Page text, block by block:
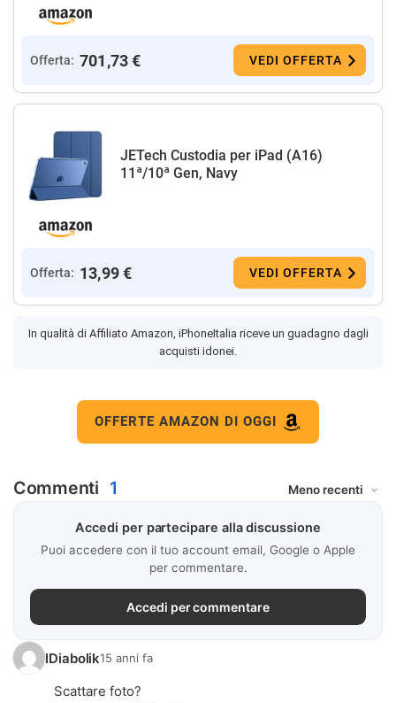
Offerta: 701,73 € VEDI OFFERTA
JETech Custodia per iPad (A16)
11ª/10ª Gen, Navy
Offerta: 13,99 € VEDI OFFERTA
In qualità di Affiliato Amazon, iPhoneItalia riceve un guadagno dagli
acquisti idonei.
OFFERTE AMAZON DI OGGI
Commenti 1
Accedi per partecipare alla discussione
Puoi accedere con il tuo account email, Google o Apple
per commentare.
Accedi per commentare
IDiabolik15 anni fa
Scattare foto?